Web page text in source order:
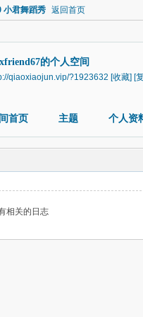
小君舞蹈秀 返回首页
的个人空间
qiaoxiaojun.vip/?1923632 [收藏] [
首页 主题 个人资
相关的日志